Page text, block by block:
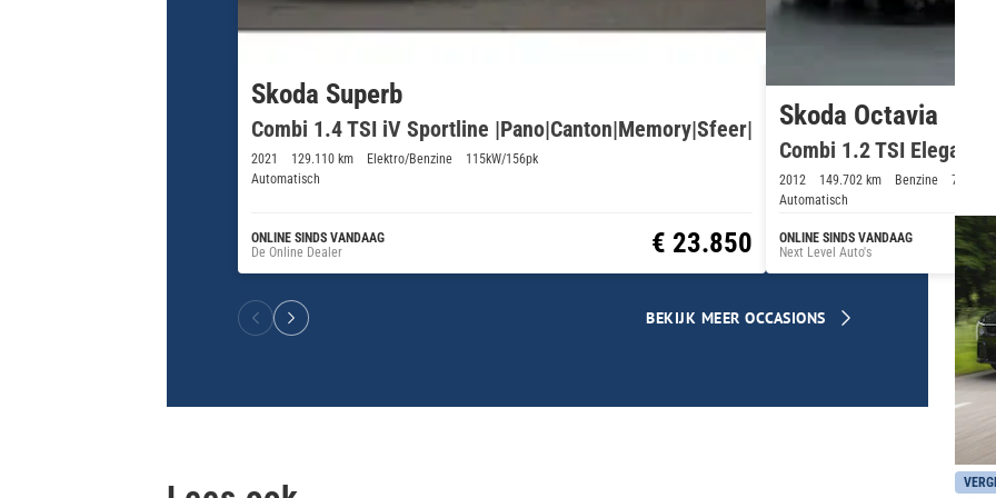
Skoda Superb
Combi 1.4 TSI iV Sportline |Pano|Canton|Memory|Sfeer|
2021 129.110 km Elektro/Benzine
115kW/156pk
Automatisch
ONLINE SINDS VANDAAG
De Online Dealer
€ 23.850
Skoda Octavia
Combi 1.2 TSI
2012 149.702 km Benzine
77kW/
Automatisch
ONLINE SINDS VANDAAG
Next Level Auto's
BEKIJK MEER OCCASIONS